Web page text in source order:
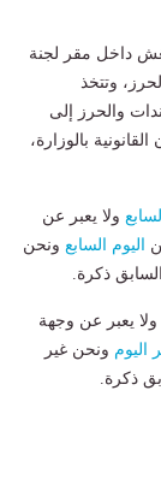
داخل مقر لجنة
وتتخذ
والحرز إلى
بالوزارة،
ولا يعبر عن
اليوم السابع ونحن
ذكرة.
ولا يعبر عن وجهة
اليوم ونحن غير
ذكرة.